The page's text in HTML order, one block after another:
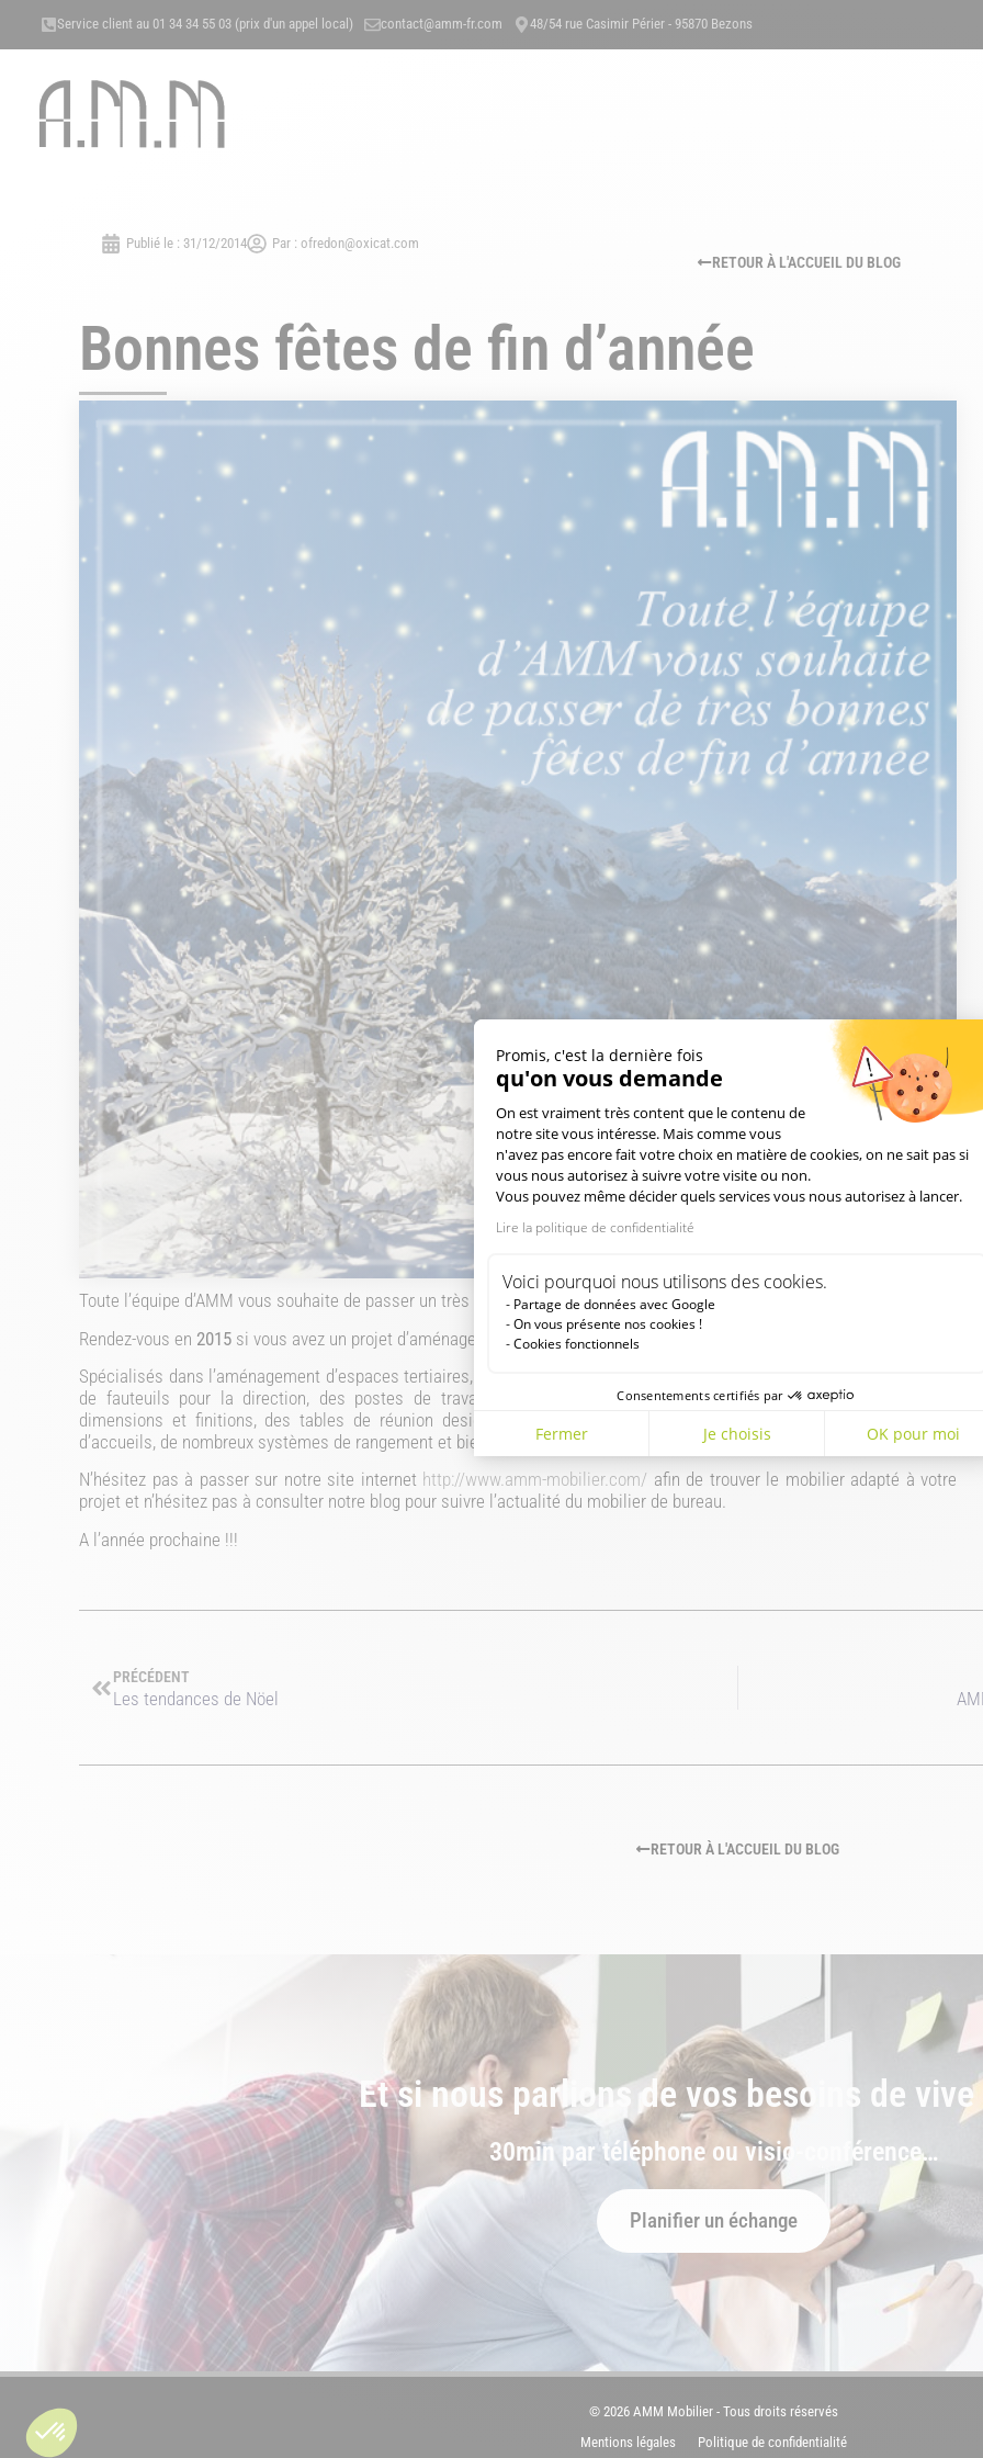
Promis, c'est la dernière fois
qu'on vous demande
Plateforme de Gestion du Consentement :
On est vraiment très content que le contenu de
notre site vous intéresse. Mais comme vous
n'avez pas encore fait votre choix en matière de cookies, on ne sait pas si
vous nous autorisez à suivre votre visite ou non.
Vous pouvez même décider quels services vous nous autorisez à lancer.
Lire la politique de confidentialité
Voici pourquoi nous utilisons des cookies.
Partage de données avec Google
On vous présente nos cookies !
Cookies fonctionnels
Consentements certifiés par
Fermer Je choisis OK pour moi
Axeptio consent
Service client au 01 34 34 55 03 (prix d'un appel local) contact@amm-fr.com 48/54 rue Casimir Périer - 95870 Bezons
Publié le : 31/12/2014 Par : ofredon@oxicat.com
RETOUR À L'ACCUEIL DU BLOG
Bonnes fêtes de fin d’année
Toute l’équipe d’AMM vous souhaite de passer un très bon réveillon deJour de l’An!
Rendez-vous en 2015 si vous avez un projet d’aménagement de votre espace de travail.
Spécialisés dans l’aménagement d’espaces tertiaires, nous pouvons vous proposer de nombreux modèles de bureaux et
de fauteuils pour la direction, des postes de travail pour open space, des bureaux administratifs de différentes
dimensions et finitions, des tables de réunion design, des banquettes de salle d’attente, de séduisantes banques
d’accueils, de nombreux systèmes de rangement et bien d’autres mobiliers de tout type.
N’hésitez pas à passer sur notre site internet http://www.amm-mobilier.com/ afin de trouver le mobilier adapté à votre
projet et n’hésitez pas à consulter notre blog pour suivre l’actualité du mobilier de bureau.
A l’année prochaine !!!
PRÉCÉDENT
Les tendances de Nöel
RETOUR À L'ACCUEIL DU BLOG
Et si nous parlions de vos besoins de vive
30min par téléphone ou visio-conférence…
Planifier un échange
© 2026 AMM Mobilier - Tous droits réservés
Mentions légales
Politique de confidentialité